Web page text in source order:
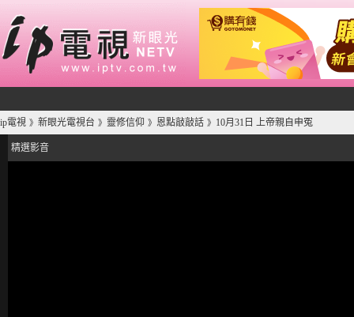
ip電視 》 新眼光電視台 》 靈修信仰 》 恩點敲敲話 》 10月31日 上帝親自申冤
精選影音